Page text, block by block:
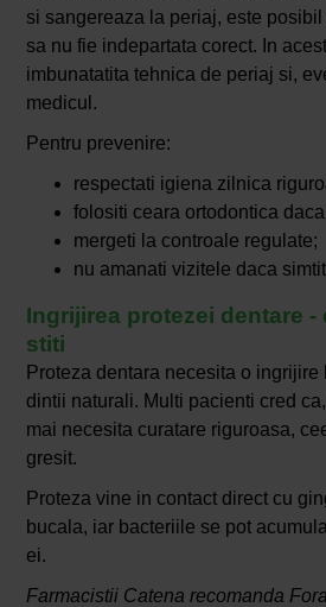
si sangereaza la periaj, este
sa nu fie indepartata corect. In
imbunatatita tehnica de periaj si,
medicul.
Pentru prevenire:
respectati igiena zilnica
folositi ceara ortodontica
mergeti la controale regulate;
nu amanati vizitele daca
Ingrijirea protezei dentare -
stiti
Proteza dentara necesita o ingrijire
dintii naturali. Multi pacienti cred
mai necesita curatare riguroasa,
gresit.
Proteza vine in contact direct cu
bucala, iar bacteriile se pot
ei.
Farmacistii Catena recomanda